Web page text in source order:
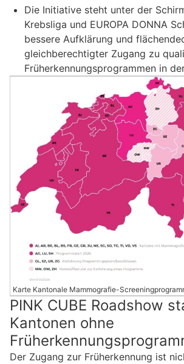
Die Initiative steht unter der
Krebsliga und EUROPA DONNA
bessere Aufklärung und
gleichberechtigter Zugang zu
Früherkennungsprogrammen in
Karte Kantonale Mammografie-
PINK CUBE Roadshow
Kantonen ohne
Der Zugang zur Früherkennung ist